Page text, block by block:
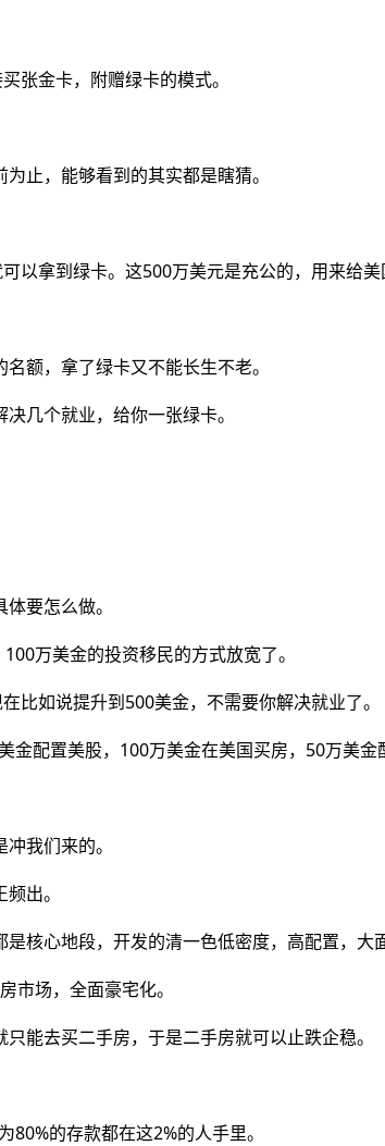
张金卡，附赠绿卡的模式。
止，能够看到的其实都是瞎猜。
以拿到绿卡。这500万美元是充公的，用来给美
额，拿了绿卡又不能长生不老。
几个就业，给你一张绿卡。
要怎么做。
万美金的投资移民的方式放宽了。
比如说提升到500美金，不需要你解决就业了。
配置美股，100万美金在美国买房，50万美金
我们来的。
出。
核心地段，开发的清一色低密度，高配置，大
市场，全面豪宅化。
能去买二手房，于是二手房就可以止跌企稳。
的存款都在这2%的人手里。